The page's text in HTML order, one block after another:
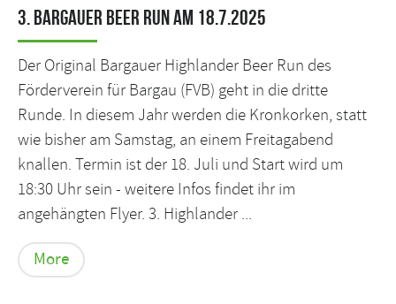
3. Bargauer Beer Run am 18.7.2025
Der Original Bargauer Highlander Beer Run des
Förderverein für Bargau (FVB) geht in die dritte
Runde. In diesem Jahr werden die Kronkorken, statt
wie bisher am Samstag, an einem Freitagabend
knallen. Termin ist der 18. Juli und Start wird um
18:30 Uhr sein - weitere Infos findet ihr im
angehängten Flyer. 3. Highlander ...
More